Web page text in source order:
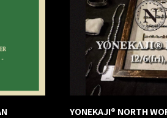
YONEKAJI®︎ NORTH